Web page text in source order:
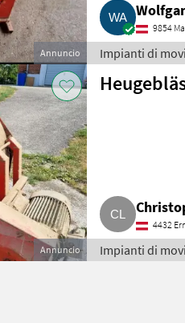
Annuncio
9854
Impianti di
Annuncio
4432
Impianti di